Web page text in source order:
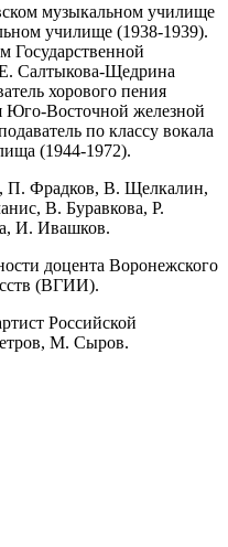
музыкальном училище
училище (1938-1939).
Государственной
Салтыкова-Щедрина
хорового пения
Юго-Восточной железной
по классу вокала
(1944-1972).
П. Фрадков, В. Щелкалин,
В. Буравкова, Р.
И. Ивашков.
доцента Воронежского
(ВГИИ).
Российской
М. Сыров.